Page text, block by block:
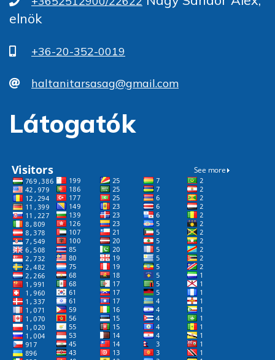
elnök
+36-20-352-0019
haltanitarsasag@gmail.com
Látogatók